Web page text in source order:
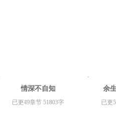
情深不自知
已更49章节 51803字
余
已更